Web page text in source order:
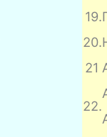
19.
20.
21
22.